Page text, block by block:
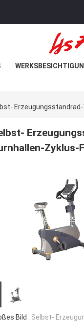
Zyklus-
Bild : Selbst-